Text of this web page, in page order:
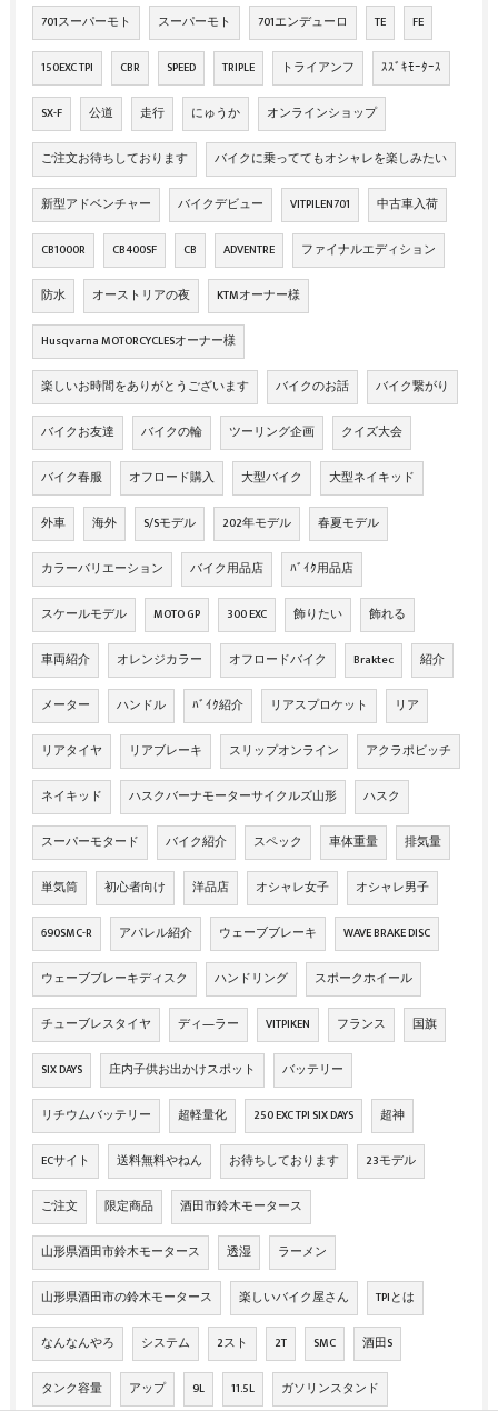
701スーパーモト スーパーモト 701エンデューロ TE FE
150EXC TPI CBR SPEED TRIPLE トライアンフ ｽｽﾞｷﾓｰﾀｰｽ
SX-F 公道 走行 にゅうか オンラインショップ
ご注文お待ちしております バイクに乗っててもオシャレを楽しみたい
新型アドベンチャー バイクデビュー VITPILEN701 中古車入荷
CB1000R CB400SF CB ADVENTRE ファイナルエディション
防水 オーストリアの夜 KTMオーナー様
Husqvarna MOTORCYCLESオーナー様
楽しいお時間をありがとうございます バイクのお話 バイク繋がり
バイクお友達 バイクの輪 ツーリング企画 クイズ大会
バイク春服 オフロード購入 大型バイク 大型ネイキッド
外車 海外 S/Sモデル 202年モデル 春夏モデル
カラーバリエーション バイク用品店 ﾊﾞｲｸ用品店
スケールモデル MOTO GP 300 EXC 飾りたい 飾れる
車両紹介 オレンジカラー オフロードバイク Braktec 紹介
メーター ハンドル ﾊﾞｲｸ紹介 リアスプロケット リア
リアタイヤ リアブレーキ スリップオンライン アクラポビッチ
ネイキッド ハスクバーナモーターサイクルズ山形 ハスク
スーパーモタード バイク紹介 スペック 車体重量 排気量
単気筒 初心者向け 洋品店 オシャレ女子 オシャレ男子
690SMC-R アパレル紹介 ウェーブブレーキ WAVE BRAKE DISC
ウェーブブレーキディスク ハンドリング スポークホイール
チューブレスタイヤ ディ―ラー VITPIKEN フランス 国旗
SIX DAYS 庄内子供お出かけスポット バッテリー
リチウムバッテリー 超軽量化 250 EXC TPI SIX DAYS 超神
ECサイト 送料無料やねん お待ちしております 23モデル
ご注文 限定商品 酒田市鈴木モータース
山形県酒田市鈴木モータース 透湿 ラーメン
山形県酒田市の鈴木モータース 楽しいバイク屋さん TPIとは
なんなんやろ システム 2スト 2T SMC 酒田S
タンク容量 アップ 9L 11.5L ガソリンスタンド